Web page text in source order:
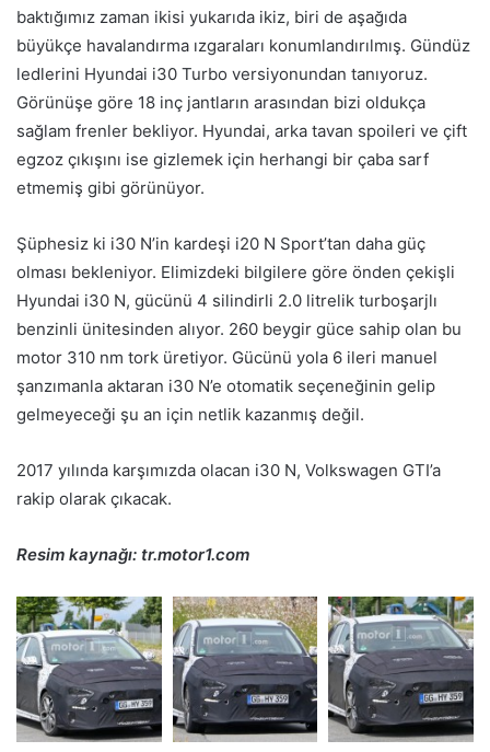
baktığımız zaman ikisi yukarıda ikiz, biri de aşağıda
büyükçe havalandırma ızgaraları konumlandırılmış. Gündüz
ledlerini Hyundai i30 Turbo versiyonundan tanıyoruz.
Görünüşe göre 18 inç jantların arasından bizi oldukça
sağlam frenler bekliyor. Hyundai, arka tavan spoileri ve çift
egzoz çıkışını ise gizlemek için herhangi bir çaba sarf
etmemiş gibi görünüyor.
Şüphesiz ki i30 N’in kardeşi i20 N Sport’tan daha güç
olması bekleniyor. Elimizdeki bilgilere göre önden çekişli
Hyundai i30 N, gücünü 4 silindirli 2.0 litrelik turboşarjlı
benzinli ünitesinden alıyor. 260 beygir güce sahip olan bu
motor 310 nm tork üretiyor. Gücünü yola 6 ileri manuel
şanzımanla aktaran i30 N’e otomatik seçeneğinin gelip
gelmeyeceği şu an için netlik kazanmış değil.
2017 yılında karşımızda olacan i30 N, Volkswagen GTI’a
rakip olarak çıkacak.
Resim kaynağı: tr.motor1.com